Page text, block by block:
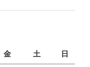
金 土 日